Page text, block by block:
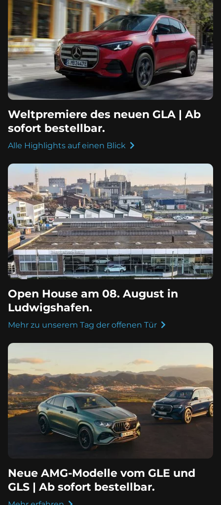
Weltpremiere des neuen GLA | Ab
sofort bestellbar.
Alle Highlights auf einen Blick
Open House am 08. August in
Ludwigshafen.
Mehr zu unserem Tag der offenen Tür
Neue AMG-Modelle vom GLE und
GLS | Ab sofort bestellbar.